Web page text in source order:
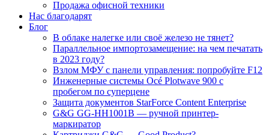
Продажа офисной техники
Нас благодарят
Блог
В облаке налегке или своё железо не тянет?
Параллельное импортозамещение: на чем печатать
в 2023 году?
Взлом МФУ с панели управления: попробуйте F12
Инженерные системы Océ Plotwave 900 с
пробегом по суперцене
Защита документов StarForce Content Enterprise
G&G GG-HH1001B — ручной принтер-
маркиратор